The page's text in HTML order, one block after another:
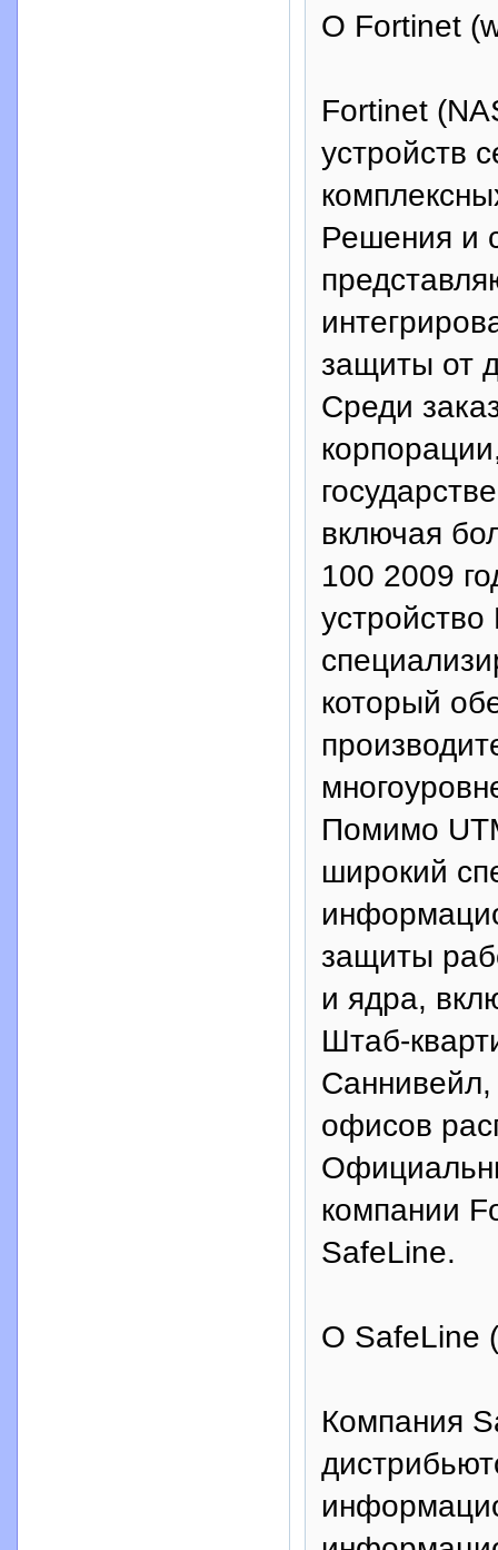
О Fortinet
Fortinet
устройств
Решения и
защиты от
Среди
включая
100 2009
который
Помимо
широкий
защиты
и ядра,
Штаб-
офисов
компании
SafeLine.
О SafeLine
Компания